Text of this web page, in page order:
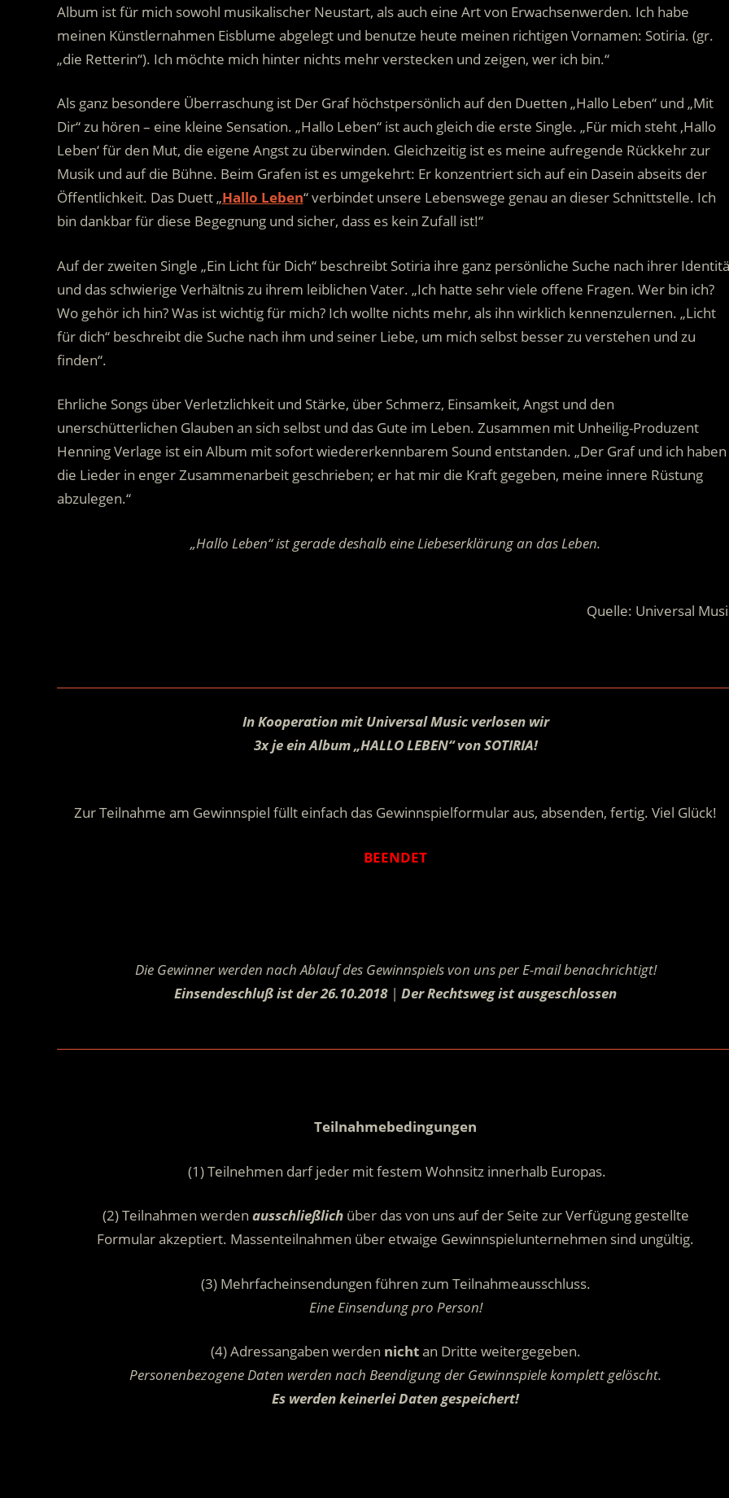
Album ist für mich sowohl musikalischer Neustart, als auch eine Art von Erwachsenwerden. Ich habe
meinen Künstlernahmen Eisblume abgelegt und benutze heute meinen richtigen Vornamen: Sotiria. (gr.
„die Retterin“). Ich möchte mich hinter nichts mehr verstecken und zeigen, wer ich bin.“
Als ganz besondere Überraschung ist Der Graf höchstpersönlich auf den Duetten „Hallo Leben“ und „Mit
Dir“ zu hören – eine kleine Sensation. „Hallo Leben“ ist auch gleich die erste Single. „Für mich steht ‚Hallo
Leben‘ für den Mut, die eigene Angst zu überwinden. Gleichzeitig ist es meine aufregende Rückkehr zur
Musik und auf die Bühne. Beim Grafen ist es umgekehrt: Er konzentriert sich auf ein Dasein abseits der
Öffentlichkeit. Das Duett „Hallo Leben“ verbindet unsere Lebenswege genau an dieser Schnittstelle. Ich
bin dankbar für diese Begegnung und sicher, dass es kein Zufall ist!“
Auf der zweiten Single „Ein Licht für Dich“ beschreibt Sotiria ihre ganz persönliche Suche nach ihrer
und das schwierige Verhältnis zu ihrem leiblichen Vater. „Ich hatte sehr viele offene Fragen. Wer bin ich?
Wo gehör ich hin? Was ist wichtig für mich? Ich wollte nichts mehr, als ihn wirklich kennenzulernen. „Licht
für dich“ beschreibt die Suche nach ihm und seiner Liebe, um mich selbst besser zu verstehen und zu
finden“.
Ehrliche Songs über Verletzlichkeit und Stärke, über Schmerz, Einsamkeit, Angst und den
unerschütterlichen Glauben an sich selbst und das Gute im Leben. Zusammen mit Unheilig-Produzent
Henning Verlage ist ein Album mit sofort wiedererkennbarem Sound entstanden. „Der Graf und ich haben
die Lieder in enger Zusammenarbeit geschrieben; er hat mir die Kraft gegeben, meine innere Rüstung
abzulegen.“
„Hallo Leben“ ist gerade deshalb eine Liebeserklärung an das Leben.
Quelle: Universal
In Kooperation mit Universal Music verlosen wir
3x je ein Album „HALLO LEBEN“ von SOTIRIA!
Zur Teilnahme am Gewinnspiel füllt einfach das Gewinnspielformular aus, absenden, fertig. Viel Glück!
BEENDET
Die Gewinner werden nach Ablauf des Gewinnspiels von uns per E-mail benachrichtigt!
Einsendeschluß ist der 26.10.2018|Der Rechtsweg ist ausgeschlossen
Teilnahmebedingungen
(1) Teilnehmen darf jeder mit festem Wohnsitz innerhalb Europas.
(2) Teilnahmen werden ausschließlichüber das von uns auf der Seite zur Verfügung gestellte
Formular akzeptiert. Massenteilnahmen über etwaige Gewinnspielunternehmen sind ungültig.
(3) Mehrfacheinsendungen führen zum Teilnahmeausschluss.
Eine Einsendung pro Person!
(4) Adressangaben werden nichtan Dritte weitergegeben.
Personenbezogene Daten werden nach Beendigung der Gewinnspiele komplett gelöscht.
Es werden keinerlei Daten gespeichert!